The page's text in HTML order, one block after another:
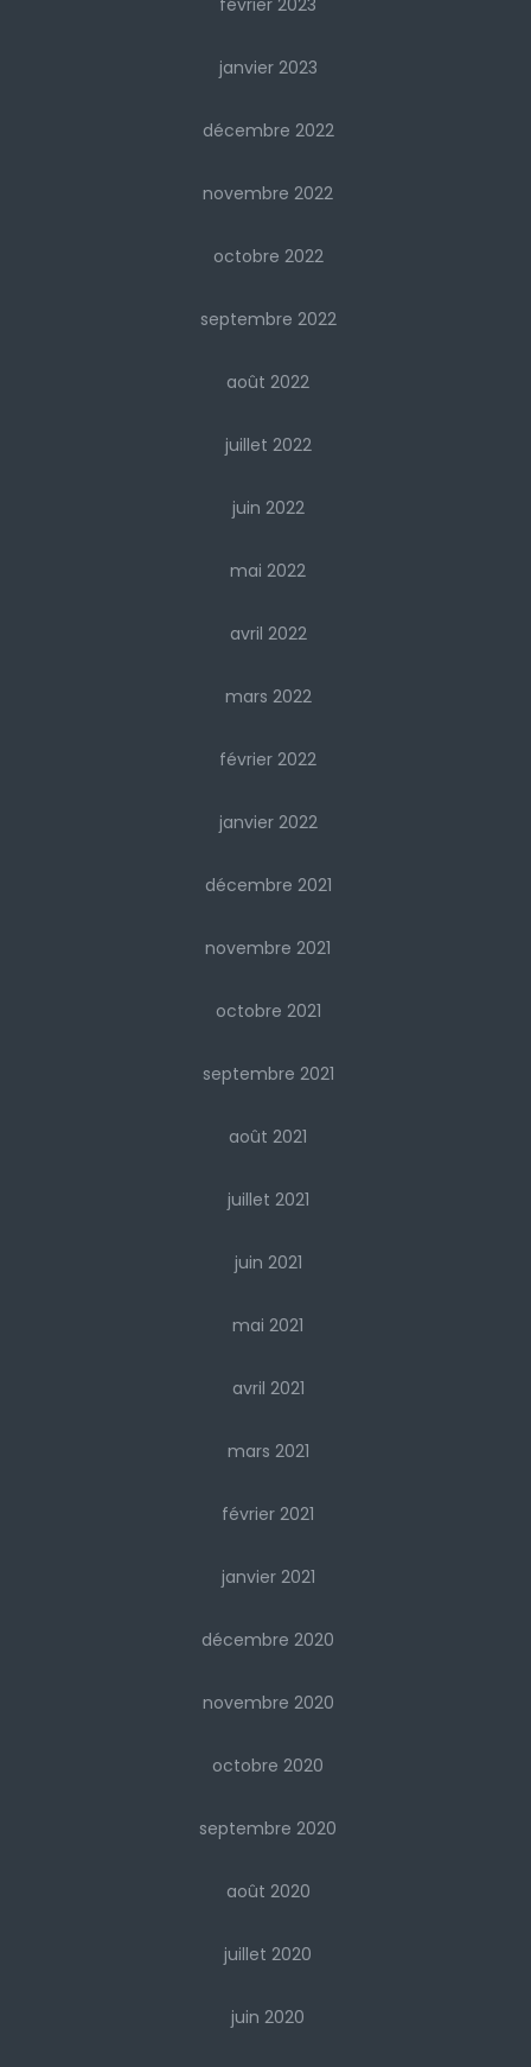
février 2023
janvier 2023
décembre 2022
novembre 2022
octobre 2022
septembre 2022
août 2022
juillet 2022
juin 2022
mai 2022
avril 2022
mars 2022
février 2022
janvier 2022
décembre 2021
novembre 2021
octobre 2021
septembre 2021
août 2021
juillet 2021
juin 2021
mai 2021
avril 2021
mars 2021
février 2021
janvier 2021
décembre 2020
novembre 2020
octobre 2020
septembre 2020
août 2020
juillet 2020
juin 2020